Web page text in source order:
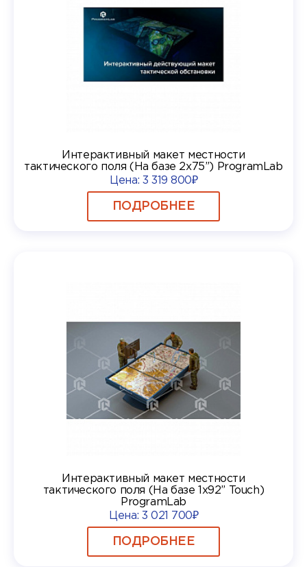
Интерактивный макет местности
тактического поля (На базе 2х75”) ProgramLab
Цена: 3 319 800₽
ПОДРОБНЕЕ
Интерактивный макет местности
тактического поля (На базе 1х92” Touch)
ProgramLab
Цена: 3 021 700₽
ПОДРОБНЕЕ